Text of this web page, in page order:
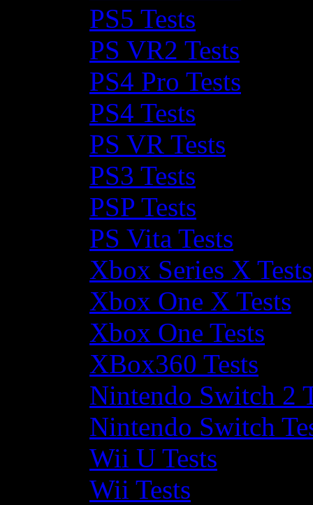
PS5 Tests
PS VR2 Tests
PS4 Pro Tests
PS4 Tests
PS VR Tests
PS3 Tests
PSP Tests
PS Vita Tests
Xbox Series X Tests
Xbox One X Tests
Xbox One Tests
XBox360 Tests
Nintendo Switch 2
Nintendo Switch
Wii U Tests
Wii Tests